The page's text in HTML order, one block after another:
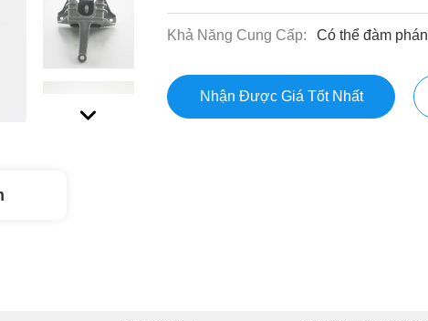
Khả Năng Cung Cấp: Có thể đàm phán
Nhận Được Giá Tốt Nhất